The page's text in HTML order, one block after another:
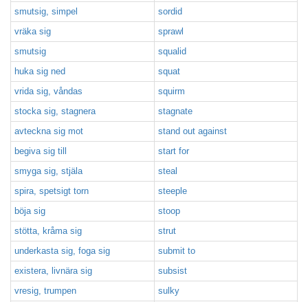
smutsig, simpel
sordid
vräka sig
sprawl
smutsig
squalid
huka sig ned
squat
vrida sig, våndas
squirm
stocka sig, stagnera
stagnate
avteckna sig mot
stand out against
begiva sig till
start for
smyga sig, stjäla
steal
spira, spetsigt torn
steeple
böja sig
stoop
stötta, kråma sig
strut
underkasta sig, foga sig
submit to
existera, livnära sig
subsist
vresig, trumpen
sulky